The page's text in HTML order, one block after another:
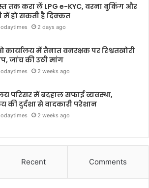
तक करा लें LPG e-KYC, वरना बुकिंग और
में हो सकती है दिक्कत
2 days ago
में तैनात वनरक्षक पर रिश्वतखोरी
जांच की उठी मांग
2 weeks ago
परिसर में बदहाल सफाई व्यवस्था,
की दुर्दशा से वादकारी परेशान
2 weeks ago
Recent Comments